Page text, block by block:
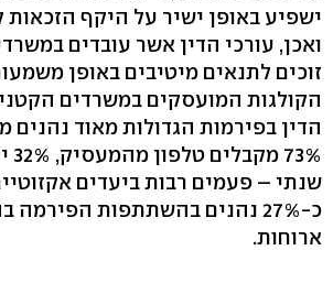
ישפיע באופן ישיר על היקף הזכאות
ואכן, עורכי הדין אשר עובדים
זוכים לתנאים מיטיבים באופן
הדין בפירמות הגדולות מאוד נהנים
שנתי – פעמים רבות ביעדים
כ-27% נהנים בהשתתפות
ארוחות.